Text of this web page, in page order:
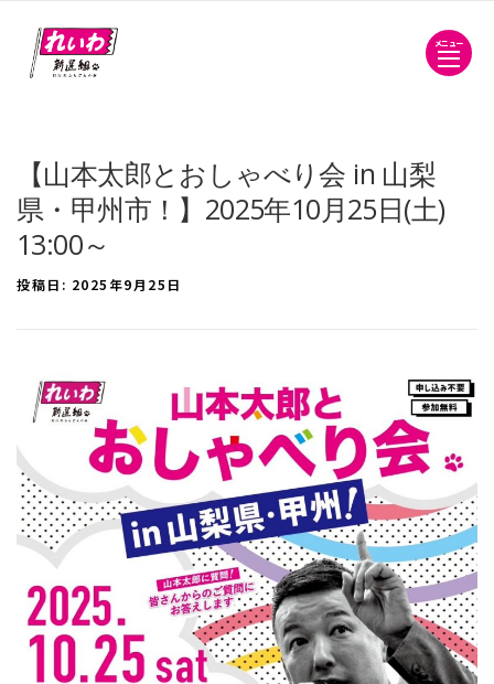
メニュー
【山本太郎とおしゃべり会 in 山梨
県・甲州市！】2025年10月25日(土)
13:00～
投稿日: 2025年9月25日